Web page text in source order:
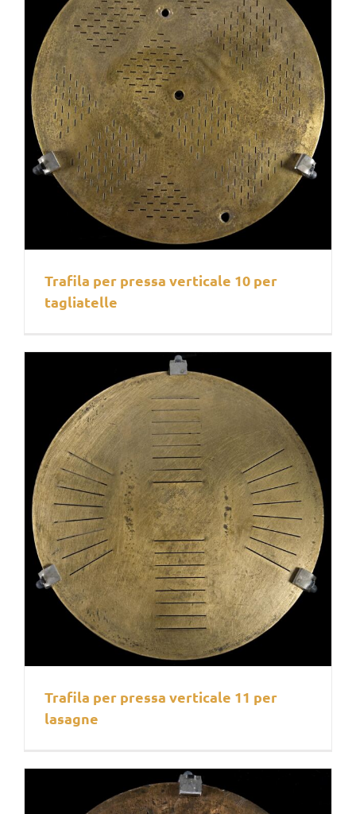
Trafila per pressa verticale 10 per
tagliatelle
Trafila per pressa verticale 11 per
lasagne